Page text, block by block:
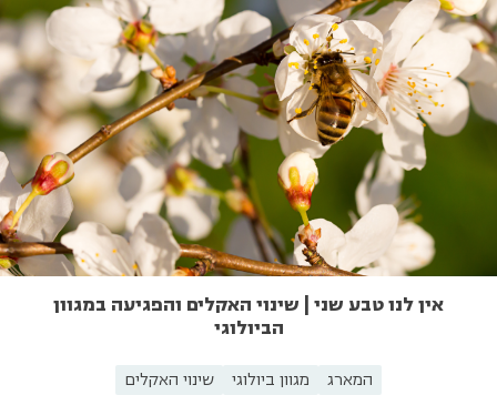
אין לנו טבע שני | שינוי האקלים והפגיעה במגוון
הביולוגי
המארג מגוון ביולוגי שינוי האקלים